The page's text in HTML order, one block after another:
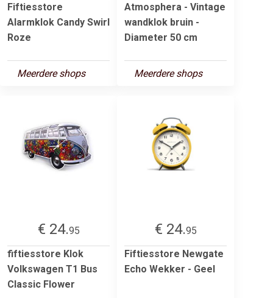
Fiftiesstore
Alarmklok Candy Swirl
Roze
Meerdere shops
Atmosphera - Vintage
wandklok bruin -
Diameter 50 cm
Meerdere shops
€ 24.95
fiftiesstore Klok
Volkswagen T1 Bus
Classic Flower
€ 24.95
Fiftiesstore Newgate
Echo Wekker - Geel